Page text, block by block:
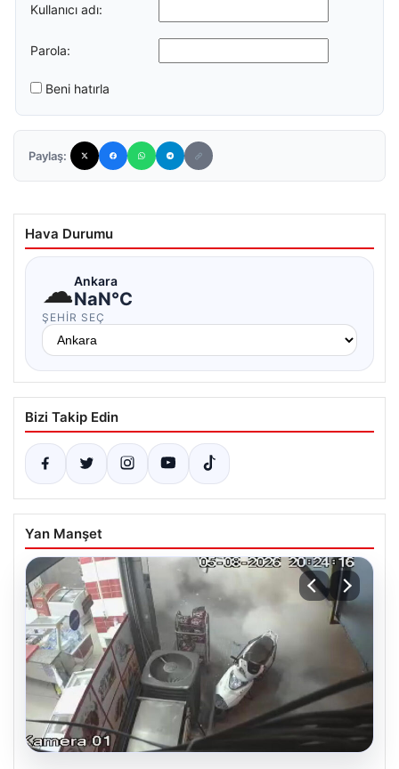
Kullanıcı adı:
Parola:
Beni hatırla
Paylaş:
Hava Durumu
☁Ankara
NaN°C
ŞEHIR SEÇ
Bizi Takip Edin
Yan Manşet